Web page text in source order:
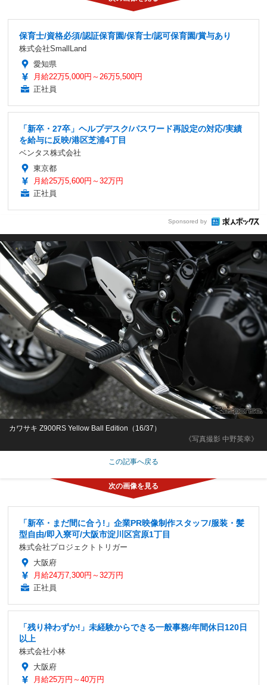
保育士/資格必須/認証保育園/保育士/認可保育園/賞与あり
株式会社SmallLand
愛知県
月給22万5,000円～26万5,500円
正社員
「新卒・27卒」ヘルプデスク/パスワード再設定の対応/実績
を給与に反映/港区芝浦4丁目
ベンタス株式会社
東京都
月給25万5,600円～32万円
正社員
Sponsored by
《写真撮影 中野英幸》
カワサキ Z900RS Yellow Ball Edition（16/37）
この記事へ戻る
「新卒・まだ間に合う!」企業PR映像制作スタッフ/服装・髪
型自由/即入寮可/大阪市淀川区宮原1丁目
株式会社プロジェクトトリガー
大阪府
月給24万7,300円～32万円
正社員
「残り枠わずか!」未経験からできる一般事務/年間休日120日
以上
株式会社小林
大阪府
月給25万円～40万円